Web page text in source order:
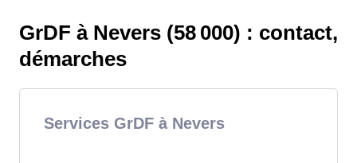
GrDF à Nevers (58 000) : contact,
démarches
Services GrDF à Nevers